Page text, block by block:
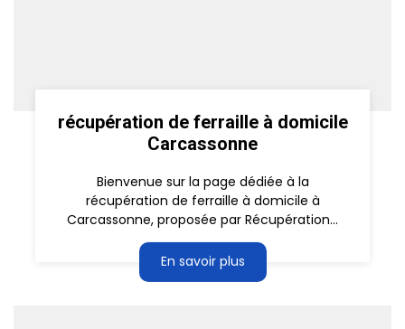
récupération de ferraille à domicile
Carcassonne
Bienvenue sur la page dédiée à la
récupération de ferraille à domicile à
Carcassonne, proposée par Récupération...
En savoir plus